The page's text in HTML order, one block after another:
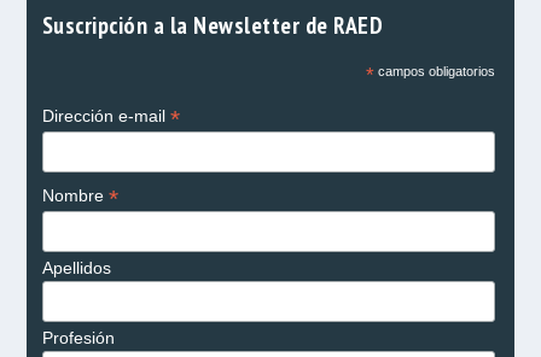
Suscripción a la Newsletter de RAED
*campos obligatorios
Dirección e-mail *
Nombre *
Apellidos
Profesión